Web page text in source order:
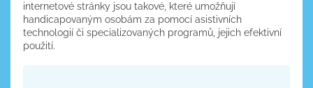
internetové stránky jsou takové, které umožňují
handicapovaným osobám za pomocí asistivních
technologií či specializovaných programů, jejich efektivní
použití.